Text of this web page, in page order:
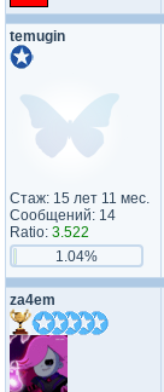
temugin
Стаж: 15 лет 11 мес.
Сообщений: 14
Ratio: 3.522
1.04%
za4em